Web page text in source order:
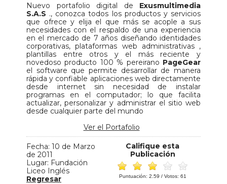
Nuevo portafolio digital de Exusmultimedia
S.A.S ., conozca todos los productos y servicios
que ofrece y elija el que más se acople a sus
necesidades con el respaldo de una experiencia
en el mercado de 7 años diseñando identidades
corporativas, plataformas web administrativas ,
plantillas entre otros y el más reciente y
novedoso producto 100 % pereirano PageGear
el software que permite desarrollar de manera
rápida y confiable aplicaciones web directamente
desde internet sin necesidad de instalar
programas en el computador; lo que facilita
actualizar, personalizar y administrar el sitio web
desde cualquier parte del mundo
Ver el Portafolio
Fecha: 10 de Marzo
de 2011
Lugar: Fundación
Liceo Inglés
Regresar
Califique esta
Publicación
Puntuación: 2.59 / Votos: 61